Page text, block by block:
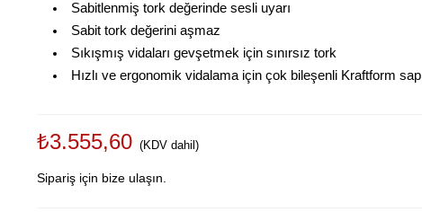
Sabitlenmiş tork değerinde sesli uyarı
Sabit tork değerini aşmaz
Sıkışmış vidaları gevşetmek için sınırsız tork
Hızlı ve ergonomik vidalama için çok bileşenli Kraftform sap
₺3.555,60 (KDV dahil)
Sipariş için bize ulaşın.